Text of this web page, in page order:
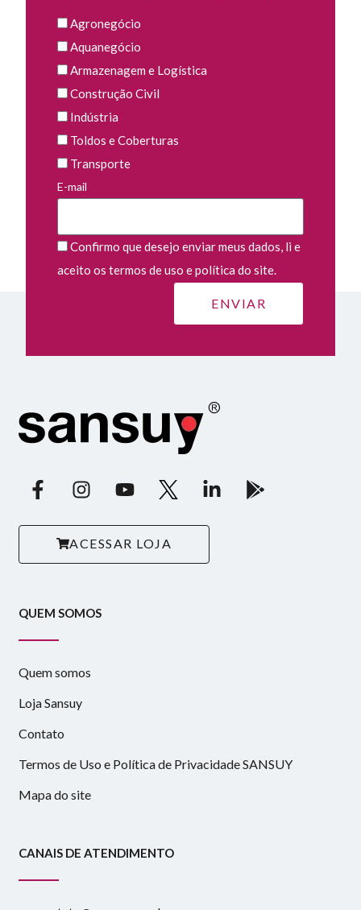
Agronegócio
Aquanegócio
Armazenagem e Logística
Construção Civil
Indústria
Toldos e Coberturas
Transporte
E-mail
Confirmo que desejo enviar meus dados, li e
aceito os termos de uso e política do site.
ACESSAR LOJA
QUEM SOMOS
Quem somos
Loja Sansuy
Contato
Termos de Uso e Política de Privacidade SANSUY
Mapa do site
CANAIS DE ATENDIMENTO